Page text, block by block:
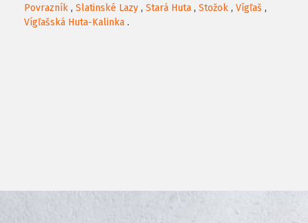
Povrazník , Slatinské Lazy , Stará Huta , Stožok , Vígľaš ,
Vígľašská Huta-Kalinka .